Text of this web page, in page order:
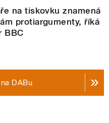
na tiskovku znamená
protiargumenty, říká
BBC
DABu